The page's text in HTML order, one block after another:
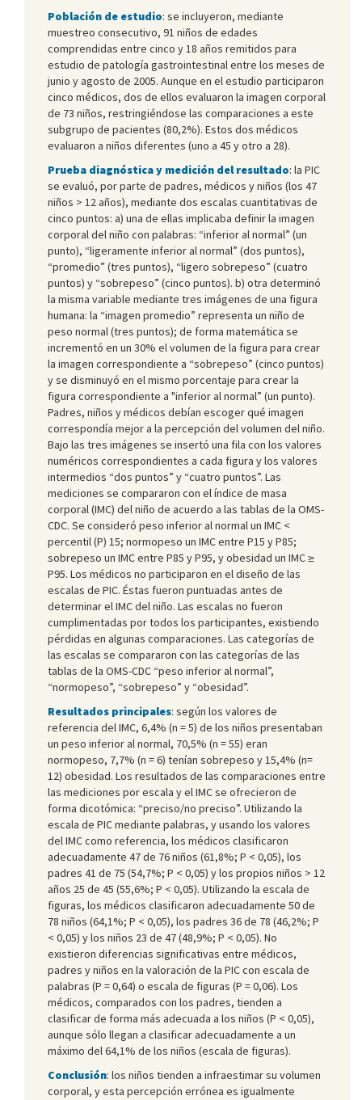
Población de estudio: se incluyeron, mediante
muestreo consecutivo, 91 niños de edades
comprendidas entre cinco y 18 años remitidos para
estudio de patología gastrointestinal entre los meses de
junio y agosto de 2005. Aunque en el estudio participaron
cinco médicos, dos de ellos evaluaron la imagen corporal
de 73 niños, restringiéndose las comparaciones a este
subgrupo de pacientes (80,2%). Estos dos médicos
evaluaron a niños diferentes (uno a 45 y otro a 28).
Prueba diagnóstica y medición del resultado: la PIC
se evaluó, por parte de padres, médicos y niños (los 47
niños > 12 años), mediante dos escalas cuantitativas de
cinco puntos: a) una de ellas implicaba definir la imagen
corporal del niño con palabras: “inferior al normal” (un
punto), “ligeramente inferior al normal” (dos puntos),
“promedio” (tres puntos), “ligero sobrepeso” (cuatro
puntos) y “sobrepeso” (cinco puntos). b) otra determinó
la misma variable mediante tres imágenes de una figura
humana: la “imagen promedio” representa un niño de
peso normal (tres puntos); de forma matemática se
incrementó en un 30% el volumen de la figura para crear
la imagen correspondiente a “sobrepeso” (cinco puntos)
y se disminuyó en el mismo porcentaje para crear la
figura correspondiente a "inferior al normal” (un punto).
Padres, niños y médicos debían escoger qué imagen
correspondía mejor a la percepción del volumen del niño.
Bajo las tres imágenes se insertó una fila con los valores
numéricos correspondientes a cada figura y los valores
intermedios “dos puntos” y “cuatro puntos”. Las
mediciones se compararon con el índice de masa
corporal (IMC) del niño de acuerdo a las tablas de la OMS-
CDC. Se consideró peso inferior al normal un IMC <
percentil (P) 15; normopeso un IMC entre P15 y P85;
sobrepeso un IMC entre P85 y P95, y obesidad un IMC ≥
P95. Los médicos no participaron en el diseño de las
escalas de PIC. Éstas fueron puntuadas antes de
determinar el IMC del niño. Las escalas no fueron
cumplimentadas por todos los participantes, existiendo
pérdidas en algunas comparaciones. Las categorías de
las escalas se compararon con las categorías de las
tablas de la OMS-CDC “peso inferior al normal”,
“normopeso”, “sobrepeso” y “obesidad”.
Resultados principales: según los valores de
referencia del IMC, 6,4% (n = 5) de los niños presentaban
un peso inferior al normal, 70,5% (n = 55) eran
normopeso, 7,7% (n = 6) tenían sobrepeso y 15,4% (n=
12) obesidad. Los resultados de las comparaciones entre
las mediciones por escala y el IMC se ofrecieron de
forma dicotómica: “preciso/no preciso”. Utilizando la
escala de PIC mediante palabras, y usando los valores
del IMC como referencia, los médicos clasificaron
adecuadamente 47 de 76 niños (61,8%; P < 0,05), los
padres 41 de 75 (54,7%; P < 0,05) y los propios niños > 12
años 25 de 45 (55,6%; P < 0,05). Utilizando la escala de
figuras, los médicos clasificaron adecuadamente 50 de
78 niños (64,1%; P < 0,05), los padres 36 de 78 (46,2%; P
< 0,05) y los niños 23 de 47 (48,9%; P < 0,05). No
existieron diferencias significativas entre médicos,
padres y niños en la valoración de la PIC con escala de
palabras (P = 0,64) o escala de figuras (P = 0,06). Los
médicos, comparados con los padres, tienden a
clasificar de forma más adecuada a los niños (P < 0,05),
aunque sólo llegan a clasificar adecuadamente a un
máximo del 64,1% de los niños (escala de figuras).
Conclusión: los niños tienden a infraestimar su volumen
corporal, y esta percepción errónea es igualmente